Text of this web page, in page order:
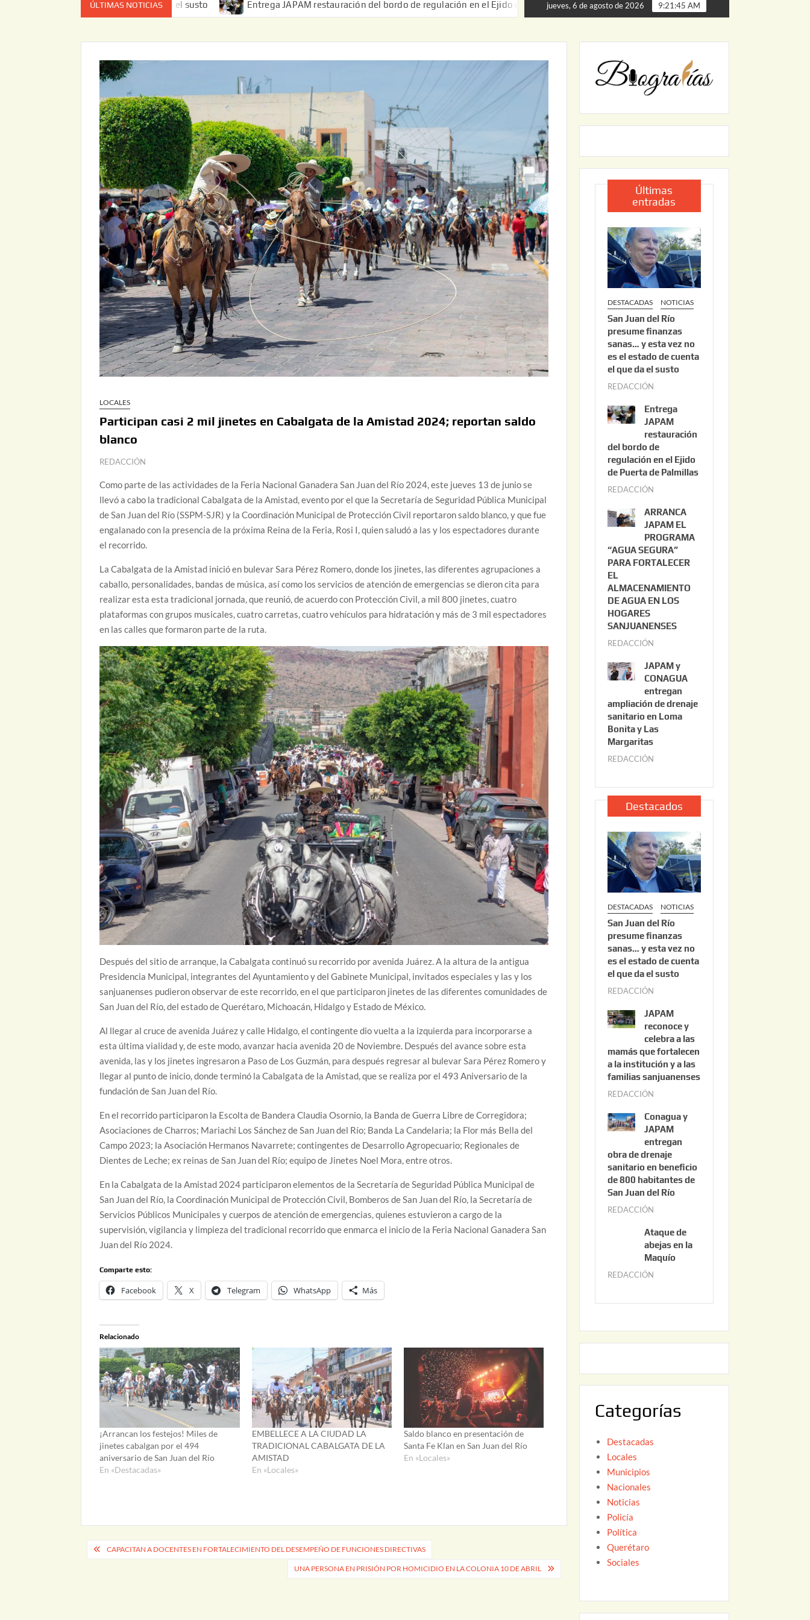
ÚLTIMAS NOTICIAS
de cuenta el que da el susto Entrega JAPAM restauración del bordo de regulación en el Ejido de Puerta de Palmillas ARRANCA JAPAM EL PROGRAMA “AGUA SEGURA”
jueves, 6 de agosto de 2026 9:21:46 AM
LOCALES
Participan casi 2 mil jinetes en Cabalgata de la Amistad 2024; reportan saldo
blanco
REDACCIÓN
Como parte de las actividades de la Feria Nacional Ganadera San Juan del Río 2024, este jueves 13 de junio se
llevó a cabo la tradicional Cabalgata de la Amistad, evento por el que la Secretaría de Seguridad Pública Municipal
de San Juan del Río (SSPM-SJR) y la Coordinación Municipal de Protección Civil reportaron saldo blanco, y que fue
engalanado con la presencia de la próxima Reina de la Feria, Rosi I, quien saludó a las y los espectadores durante
el recorrido.
La Cabalgata de la Amistad inició en bulevar Sara Pérez Romero, donde los jinetes, las diferentes agrupaciones a
caballo, personalidades, bandas de música, así como los servicios de atención de emergencias se dieron cita para
realizar esta esta tradicional jornada, que reunió, de acuerdo con Protección Civil, a mil 800 jinetes, cuatro
plataformas con grupos musicales, cuatro carretas, cuatro vehículos para hidratación y más de 3 mil espectadores
en las calles que formaron parte de la ruta.
Después del sitio de arranque, la Cabalgata continuó su recorrido por avenida Juárez. A la altura de la antigua
Presidencia Municipal, integrantes del Ayuntamiento y del Gabinete Municipal, invitados especiales y las y los
sanjuanenses pudieron observar de este recorrido, en el que participaron jinetes de las diferentes comunidades de
San Juan del Río, del estado de Querétaro, Michoacán, Hidalgo y Estado de México.
Al llegar al cruce de avenida Juárez y calle Hidalgo, el contingente dio vuelta a la izquierda para incorporarse a
esta última vialidad y, de este modo, avanzar hacia avenida 20 de Noviembre. Después del avance sobre esta
avenida, las y los jinetes ingresaron a Paso de Los Guzmán, para después regresar al bulevar Sara Pérez Romero y
llegar al punto de inicio, donde terminó la Cabalgata de la Amistad, que se realiza por el 493 Aniversario de la
fundación de San Juan del Río.
En el recorrido participaron la Escolta de Bandera Claudia Osornio, la Banda de Guerra Libre de Corregidora;
Asociaciones de Charros; Mariachi Los Sánchez de San Juan del Río; Banda La Candelaria; la Flor más Bella del
Campo 2023; la Asociación Hermanos Navarrete; contingentes de Desarrollo Agropecuario; Regionales de
Dientes de Leche; ex reinas de San Juan del Río; equipo de Jinetes Noel Mora, entre otros.
En la Cabalgata de la Amistad 2024 participaron elementos de la Secretaría de Seguridad Pública Municipal de
San Juan del Río, la Coordinación Municipal de Protección Civil, Bomberos de San Juan del Río, la Secretaría de
Servicios Públicos Municipales y cuerpos de atención de emergencias, quienes estuvieron a cargo de la
supervisión, vigilancia y limpieza del tradicional recorrido que enmarca el inicio de la Feria Nacional Ganadera San
Juan del Río 2024.
Comparte esto:
Facebook X Telegram WhatsApp Más
Relacionado
¡Arrancan los festejos! Miles de
jinetes cabalgan por el 494
aniversario de San Juan del Río
En «Destacadas»
EMBELLECE A LA CIUDAD LA
TRADICIONAL CABALGATA DE LA
AMISTAD
En «Locales»
Saldo blanco en presentación de
Santa Fe Klan en San Juan del Río
En «Locales»
Navegación
CAPACITAN A DOCENTES EN FORTALECIMIENTO DEL DESEMPEÑO DE FUNCIONES DIRECTIVAS
UNA PERSONA EN PRISIÓN POR HOMICIDIO EN LA COLONIA 10 DE ABRIL
Últimas
entradas
DESTACADAS NOTICIAS
San Juan del Río
presume finanzas
sanas… y esta vez no
es el estado de cuenta
el que da el susto
REDACCIÓN
o
s
t
o
3
2
0
2
6
Entrega
JAPAM
restauración
del bordo de
regulación en el Ejido
de Puerta de Palmillas
REDACCIÓN
l
i
o
2
0
ARRANCA
JAPAM EL
PROGRAMA
“AGUA SEGURA”
PARA FORTALECER
EL
ALMACENAMIENTO
DE AGUA EN LOS
HOGARES
SANJUANENSES
REDACCIÓN
l
i
o
2
2
2
6
JAPAM y
CONAGUA
entregan
ampliación de drenaje
sanitario en Loma
Bonita y Las
Margaritas
REDACCIÓN
l
i
o
2
2
,
2
0
2
6
Destacados
DESTACADAS NOTICIAS
San Juan del Río
presume finanzas
sanas… y esta vez no
es el estado de cuenta
el que da el susto
REDACCIÓN
s
t
o
3
0
2
6
JAPAM
reconoce y
celebra a las
mamás que fortalecen
a la institución y a las
familias sanjuanenses
REDACCIÓN
n
i
o
3
0
0
2
6
Conagua y
JAPAM
entregan
obra de drenaje
sanitario en beneficio
de 800 habitantes de
San Juan del Río
REDACCIÓN
n
i
0
2
Ataque de
abejas en la
Maquío
REDACCIÓN
y
2
Categorías
Destacadas
Locales
Municipios
Nacionales
Noticias
Policía
Política
Querétaro
Sociales